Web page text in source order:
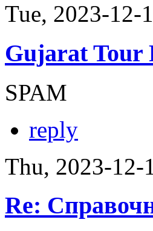
Tue, 2023-
Gujarat Tour
SPAM
reply
Thu, 2023-
Re: